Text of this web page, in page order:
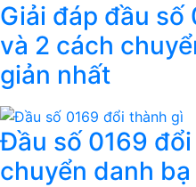
Giải đáp đầu số
và 2 cách
giản nhất
Đầu số 0169
chuyển danh bạ